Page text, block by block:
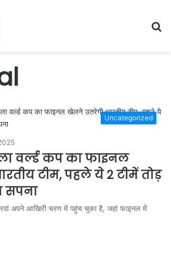
Uncategorized
वर्ल्ड कप का फाइनल
टीम, पहले ये 2 टीमें तोड़
सपना
अपने आखिरी चरण में पहुंच चुका है, जहां फाइनल में